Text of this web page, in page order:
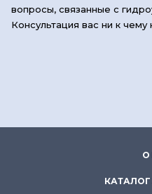
вопросы, связанные с
Консультация вас ни к чему
О
КАТАЛОГ